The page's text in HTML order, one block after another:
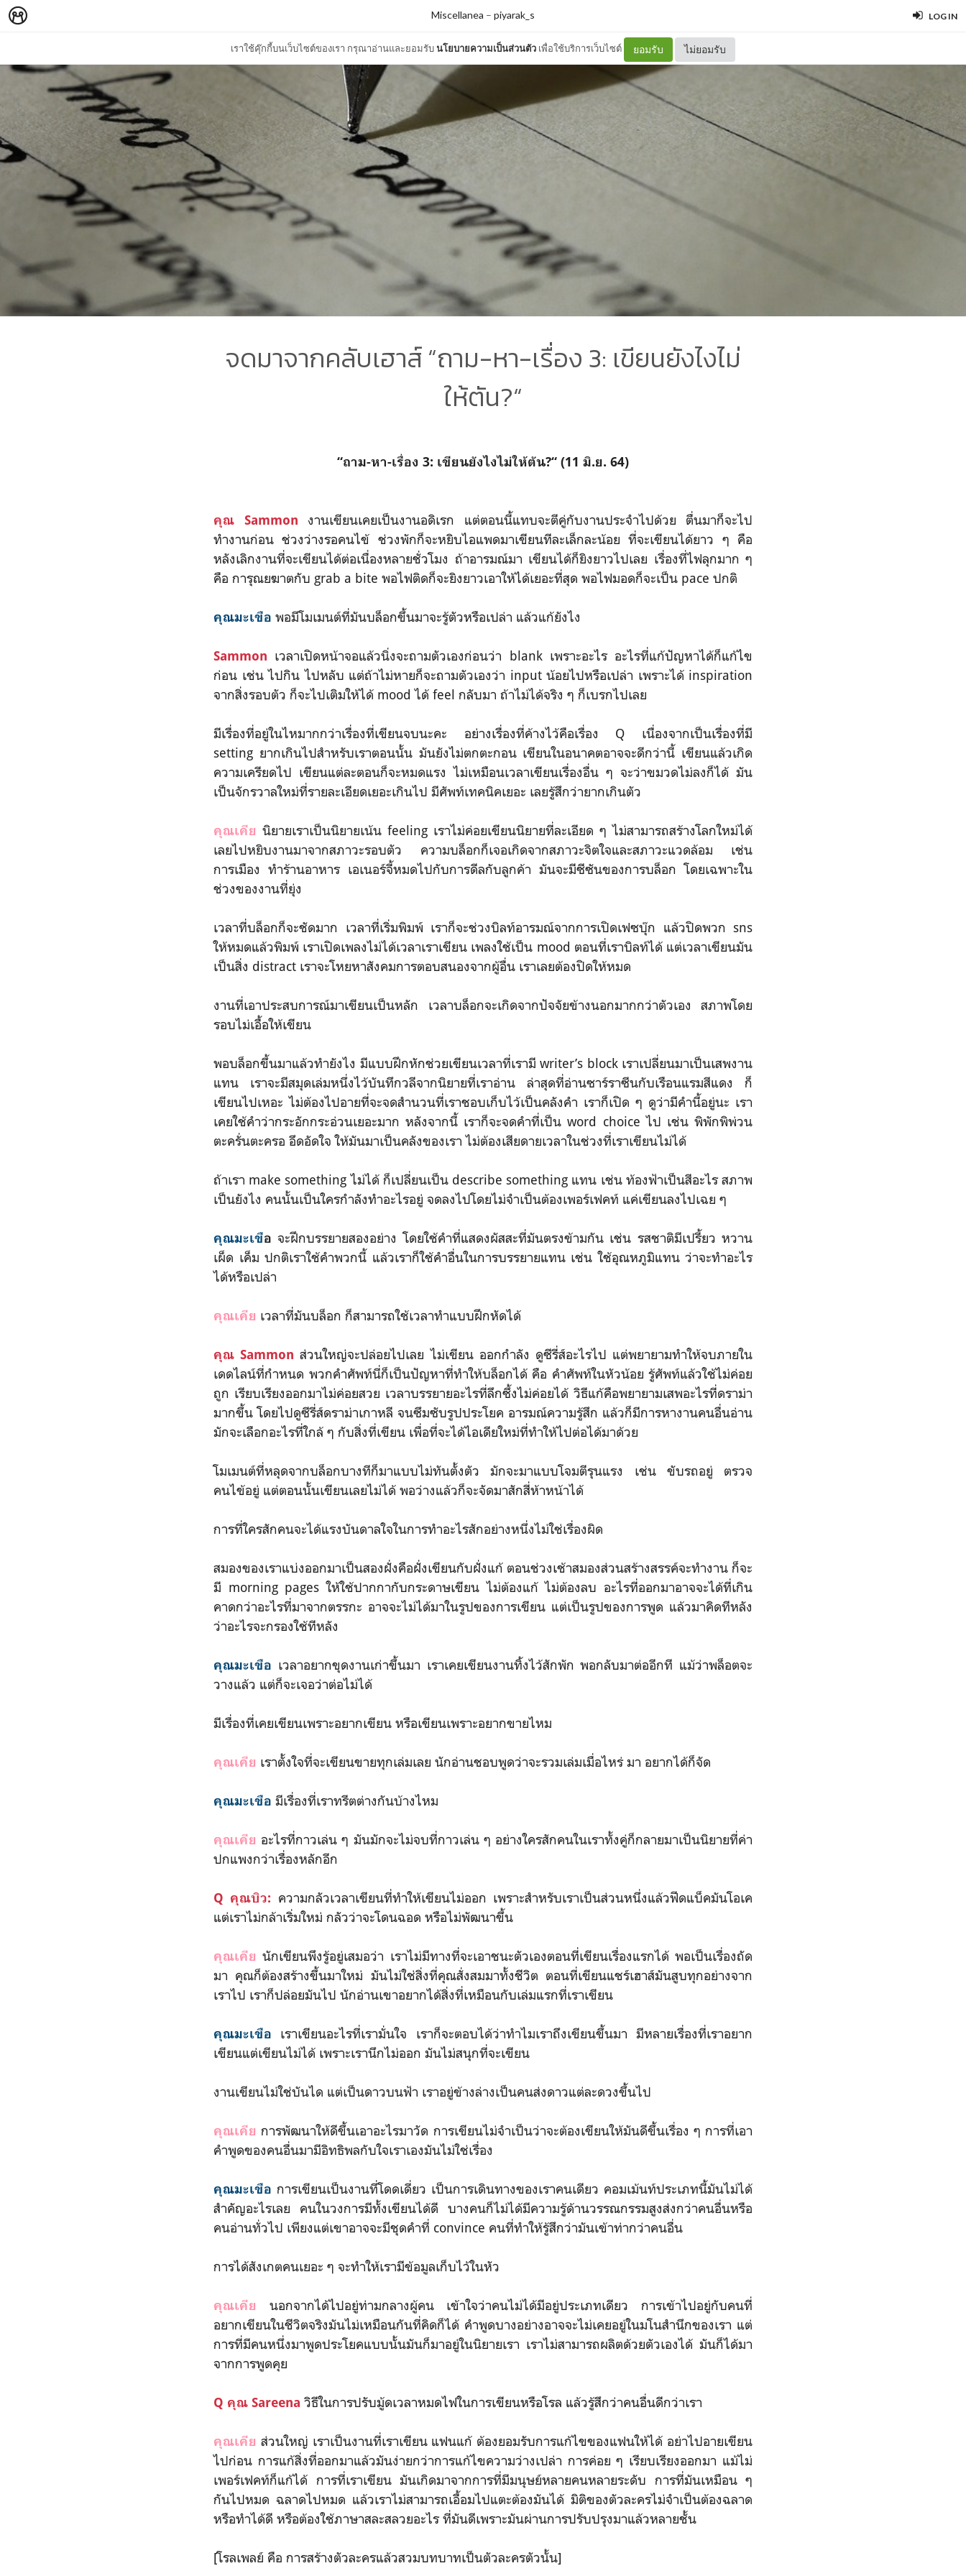
LOG IN
เราใช้คุ๊กกี้บนเว็บไซต์ของเรา กรุณาอ่านและยอมรับนโยบายความเป็นส่วนตัว เพื่อใช้บริการเว็บไซต์ ยอมรับ ไม่ยอมรับ
Miscellanea – piyarak_s
จดมาจากคลับเฮาส์ “ถาม-หา-เรื่อง 3: เขียนยังไงไม่
ให้ตัน?“
“ถาม-หา-เรื่อง 3: เขียนยังไงไม่ให้ตัน?“ (11 มิ.ย. 64)
คุณ Sammon งานเขียนเคยเป็นงานอดิเรก แต่ตอนนี้แทบจะตีคู่กับงานประจำไปด้วย ตื่นมาก็จะไป
ทำงานก่อน ช่วงว่างรอคนไข้ ช่วงพักก็จะหยิบไอแพดมาเขียนทีละเล็กละน้อย ที่จะเขียนได้ยาว ๆ คือ
หลังเลิกงานที่จะเขียนได้ต่อเนื่องหลายชั่วโมง ถ้าอารมณ์มา เขียนได้ก็ยิงยาวไปเลย เรื่องที่ไฟลุกมาก ๆ
คือ การุณยฆาตกับ grab a bite พอไฟติดก็จะยิงยาวเอาให้ได้เยอะที่สุด พอไฟมอดก็จะเป็น pace ปกติ
คุณมะเขือ พอมีโมเมนต์ที่มันบล็อกขึ้นมาจะรู้ตัวหรือเปล่า แล้วแก้ยังไง
Sammon เวลาเปิดหน้าจอแล้วนิ่งจะถามตัวเองก่อนว่า blank เพราะอะไร อะไรที่แก้ปัญหาได้ก็แก้ไข
ก่อน เช่น ไปกิน ไปหลับ แต่ถ้าไม่หายก็จะถามตัวเองว่า input น้อยไปหรือเปล่า เพราะได้ inspiration
จากสิ่งรอบตัว ก็จะไปเติมให้ได้ mood ได้ feel กลับมา ถ้าไม่ได้จริง ๆ ก็เบรกไปเลย
มีเรื่องที่อยู่ในไหมากกว่าเรื่องที่เขียนจบนะคะ อย่างเรื่องที่ค้างไว้คือเรื่อง Q เนื่องจากเป็นเรื่องที่มี
setting ยากเกินไปสำหรับเราตอนนั้น มันยังไม่ตกตะกอน เขียนในอนาคตอาจจะดีกว่านี้ เขียนแล้วเกิด
ความเครียดไป เขียนแต่ละตอนก็จะหมดแรง ไม่เหมือนเวลาเขียนเรื่องอื่น ๆ จะว่าขมวดไม่ลงก็ได้ มัน
เป็นจักรวาลใหม่ที่รายละเอียดเยอะเกินไป มีศัพท์เทคนิคเยอะ เลยรู้สึกว่ายากเกินตัว
คุณเคีย นิยายเราเป็นนิยายเน้น feeling เราไม่ค่อยเขียนนิยายที่ละเอียด ๆ ไม่สามารถสร้างโลกใหม่ได้
เลยไปหยิบงานมาจากสภาวะรอบตัว ความบล็อกก็เจอเกิดจากสภาวะจิตใจและสภาวะแวดล้อม เช่น
การเมือง ทำร้านอาหาร เอเนอร์จี้หมดไปกับการดีลกับลูกค้า มันจะมีซีซันของการบล็อก โดยเฉพาะใน
ช่วงของงานที่ยุ่ง
เวลาที่บล็อกก็จะชัดมาก เวลาที่เริ่มพิมพ์ เราก็จะช่วงบิลท์อารมณ์จากการเปิดเฟซบุ๊ก แล้วปิดพวก sns
ให้หมดแล้วพิมพ์ เราเปิดเพลงไม่ได้เวลาเราเขียน เพลงใช้เป็น mood ตอนที่เราบิลท์ได้ แต่เวลาเขียนมัน
เป็นสิ่ง distract เราจะโหยหาสังคมการตอบสนองจากผู้อื่น เราเลยต้องปิดให้หมด
งานที่เอาประสบการณ์มาเขียนเป็นหลัก เวลาบล็อกจะเกิดจากปัจจัยข้างนอกมากกว่าตัวเอง สภาพโดย
รอบไม่เอื้อให้เขียน
พอบล็อกขึ้นมาแล้วทำยังไง มีแบบฝึกหักช่วยเขียนเวลาที่เรามี writer’s block เราเปลี่ยนมาเป็นเสพงาน
แทน เราจะมีสมุดเล่มหนึ่งไว้บันทึกวลีจากนิยายที่เราอ่าน ล่าสุดที่อ่านซาร์ราซีนกับเรือนแรมสีแดง ก็
เขียนไปเหอะ ไม่ต้องไปอายที่จะจดสำนวนที่เราชอบเก็บไว้เป็นคลังคำ เราก็เปิด ๆ ดูว่ามีคำนี้อยู่นะ เรา
เคยใช้คำว่ากระอักกระอ่วนเยอะมาก หลังจากนี้ เราก็จะจดคำที่เป็น word choice ไป เช่น พิพักพิพ่วน
ตะครั่นตะครอ อึดอัดใจ ให้มันมาเป็นคลังของเรา ไม่ต้องเสียดายเวลาในช่วงที่เราเขียนไม่ได้
ถ้าเรา make something ไม่ได้ ก็เปลี่ยนเป็น describe something แทน เช่น ท้องฟ้าเป็นสีอะไร สภาพ
เป็นยังไง คนนั้นเป็นใครกำลังทำอะไรอยู่ จดลงไปโดยไม่จำเป็นต้องเพอร์เฟคท์ แค่เขียนลงไปเฉย ๆ
คุณมะเขือจะฝึกบรรยายสองอย่าง โดยใช้คำที่แสดงผัสสะที่มันตรงข้ามกัน เช่น รสชาติมีเปรี้ยว หวาน
เผ็ด เค็ม ปกติเราใช้คำพวกนี้ แล้วเราก็ใช้คำอื่นในการบรรยายแทน เช่น ใช้อุณหภูมิแทน ว่าจะทำอะไร
ได้หรือเปล่า
คุณเคีย เวลาที่มันบล็อก ก็สามารถใช้เวลาทำแบบฝึกหัดได้
คุณ Sammon ส่วนใหญ่จะปล่อยไปเลย ไม่เขียน ออกกำลัง ดูซีรี่ส์อะไรไป แต่พยายามทำให้จบภายใน
เดดไลน์ที่กำหนด พวกคำศัพท์นี่ก็เป็นปัญหาที่ทำให้บล็อกได้ คือ คำศัพท์ในหัวน้อย รู้ศัพท์แล้วใช้ไม่ค่อย
ถูก เรียบเรียงออกมาไม่ค่อยสวย เวลาบรรยายอะไรที่ลึกซึ้งไม่ค่อยได้ วิธีแก้คือพยายามเสพอะไรที่ดราม่า
มากขึ้น โดยไปดูซีรี่ส์ดราม่าเกาหลี จนซึมซับรูปประโยค อารมณ์ความรู้สึก แล้วก็มีการหางานคนอื่นอ่าน
มักจะเลือกอะไรที่ใกล้ ๆ กับสิ่งที่เขียน เพื่อที่จะได้ไอเดียใหม่ที่ทำให้ไปต่อได้มาด้วย
โมเมนต์ที่หลุดจากบล็อกบางทีก็มาแบบไม่ทันตั้งตัว มักจะมาแบบโจมตีรุนแรง เช่น ขับรถอยู่ ตรวจ
คนไข้อยู่ แต่ตอนนั้นเขียนเลยไม่ได้ พอว่างแล้วก็จะจัดมาสักสี่ห้าหน้าได้
การที่ใครสักคนจะได้แรงบันดาลใจในการทำอะไรสักอย่างหนึ่งไม่ใช่เรื่องผิด
สมองของเราแบ่งออกมาเป็นสองฝั่งคือฝั่งเขียนกับฝั่งแก้ ตอนช่วงเช้าสมองส่วนสร้างสรรค์จะทำงาน ก็จะ
มี morning pages ให้ใช้ปากกากับกระดาษเขียน ไม่ต้องแก้ ไม่ต้องลบ อะไรที่ออกมาอาจจะได้ที่เกิน
คาดกว่าอะไรที่มาจากตรรกะ อาจจะไม่ได้มาในรูปของการเขียน แต่เป็นรูปของการพูด แล้วมาคิดทีหลัง
ว่าอะไรจะกรองใช้ทีหลัง
คุณมะเขือ เวลาอยากขุดงานเก่าขึ้นมา เราเคยเขียนงานทิ้งไว้สักพัก พอกลับมาต่ออีกที แม้ว่าพล็อตจะ
วางแล้ว แต่ก็จะเจอว่าต่อไม่ได้
มีเรื่องที่เคยเขียนเพราะอยากเขียน หรือเขียนเพราะอยากขายไหม
คุณเคีย เราตั้งใจที่จะเขียนขายทุกเล่มเลย นักอ่านชอบพูดว่าจะรวมเล่มเมื่อไหร่ มา อยากได้ก็จัด
คุณมะเขือ มีเรื่องที่เราทรีตต่างกันบ้างไหม
คุณเคีย อะไรที่กาวเล่น ๆ มันมักจะไม่จบที่กาวเล่น ๆ อย่างใครสักคนในเราทั้งคู่ก็กลายมาเป็นนิยายที่ค่า
ปกแพงกว่าเรื่องหลักอีก
Q คุณบิว: ความกลัวเวลาเขียนที่ทำให้เขียนไม่ออก เพราะสำหรับเราเป็นส่วนหนึ่งแล้วฟีดแบ็คมันโอเค
แต่เราไม่กล้าเริ่มใหม่ กลัวว่าจะโดนฉอด หรือไม่พัฒนาขึ้น
คุณเคีย นักเขียนพึงรู้อยู่เสมอว่า เราไม่มีทางที่จะเอาชนะตัวเองตอนที่เขียนเรื่องแรกได้ พอเป็นเรื่องถัด
มา คุณก็ต้องสร้างขึ้นมาใหม่ มันไม่ใช่สิ่งที่คุณสั่งสมมาทั้งชีวิต ตอนที่เขียนแชร์เฮาส์มันสูบทุกอย่างจาก
เราไป เราก็ปล่อยมันไป นักอ่านเขาอยากได้สิ่งที่เหมือนกับเล่มแรกที่เราเขียน
คุณมะเขือ เราเขียนอะไรที่เรามั่นใจ เราก็จะตอบได้ว่าทำไมเราถึงเขียนขึ้นมา มีหลายเรื่องที่เราอยาก
เขียนแต่เขียนไม่ได้ เพราะเรานึกไม่ออก มันไม่สนุกที่จะเขียน
งานเขียนไม่ใช่บันได แต่เป็นดาวบนฟ้า เราอยู่ข้างล่างเป็นคนส่งดาวแต่ละดวงขึ้นไป
คุณเคีย การพัฒนาให้ดีขึ้นเอาอะไรมาวัด การเขียนไม่จำเป็นว่าจะต้องเขียนให้มันดีขึ้นเรื่อง ๆ การที่เอา
คำพูดของคนอื่นมามีอิทธิพลกับใจเราเองมันไม่ใช่เรื่อง
คุณมะเขือ การเขียนเป็นงานที่โดดเดี่ยว เป็นการเดินทางของเราคนเดียว คอมเม้นท์ประเภทนี้มันไม่ได้
สำคัญอะไรเลย คนในวงการมีทั้งเขียนได้ดี บางคนก็ไม่ได้มีความรู้ด้านวรรณกรรมสูงส่งกว่าคนอื่นหรือ
คนอ่านทั่วไป เพียงแต่เขาอาจจะมีชุดคำที่ convince คนที่ทำให้รู้สึกว่ามันเข้าท่ากว่าคนอื่น
การได้สังเกตคนเยอะ ๆ จะทำให้เรามีข้อมูลเก็บไว้ในหัว
คุณเคีย
นอกจากได้ไปอยู่ท่ามกลางผู้คน เข้าใจว่าคนไม่ได้มีอยู่ประเภทเดียว การเข้าไปอยู่กับคนที่
อยากเขียนในชีวิตจริงมันไม่เหมือนกันที่คิดก็ได้ คำพูดบางอย่างอาจจะไม่เคยอยู่ในมโนสำนึกของเรา แต่
การที่มีคนหนึ่งมาพูดประโยคแบบนั้นมันก็มาอยู่ในนิยายเรา เราไม่สามารถผลิตด้วยตัวเองได้ มันก็ได้มา
จากการพูดคุย
Q คุณ Sareena วิธีในการปรับมู้ดเวลาหมดไฟในการเขียนหรือโรล แล้วรู้สึกว่าคนอื่นดีกว่าเรา
คุณเคีย ส่วนใหญ่ เราเป็นงานที่เราเขียน แฟนแก้ ต้องยอมรับการแก้ไขของแฟนให้ได้ อย่าไปอายเขียน
ไปก่อน การแก้สิ่งที่ออกมาแล้วมันง่ายกว่าการแก้ไขความว่างเปล่า การค่อย ๆ เรียบเรียงออกมา แม้ไม่
เพอร์เฟคท์ก็แก้ได้ การที่เราเขียน มันเกิดมาจากการที่มีมนุษย์หลายคนหลายระดับ การที่มันเหมือน ๆ
กันไปหมด ฉลาดไปหมด แล้วเราไม่สามารถเอื้อมไปแตะต้องมันได้ มิติของตัวละครไม่จำเป็นต้องฉลาด
หรือทำได้ดี หรือต้องใช้ภาษาสละสลวยอะไร ที่มันดีเพราะมันผ่านการปรับปรุงมาแล้วหลายชั้น
[โรลเพลย์ คือ การสร้างตัวละครแล้วสวมบทบาทเป็นตัวละครตัวนั้น]